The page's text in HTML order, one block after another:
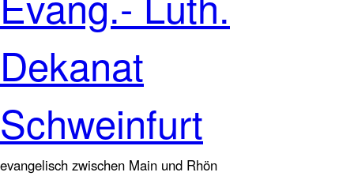
Dekanat
Schweinfurt
evangelisch zwischen Main und Rhön